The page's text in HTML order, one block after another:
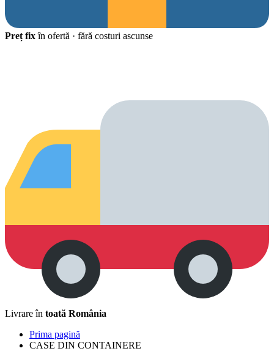
Preț fixîn ofertă · fără costuri ascunse
Livrare în toată România
Prima pagină
CASE DIN CONTAINERE